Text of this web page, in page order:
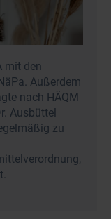
mit den
Außerdem
nach HÄQM
Ausbüttel
zu